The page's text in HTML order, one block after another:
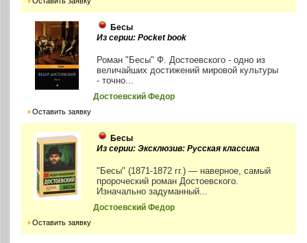
Бесы
Из серии: Pocket book
Роман "Бесы" Ф. Достоевского - одно из
величайших достижений мировой культуры
- точно...
Достоевский Федор
Оставить заявку
Бесы
Из серии: Эксклюзив: Русская классика
"Бесы" (1871-1872 гг.) — наверное, самый
пророческий роман Достоевского.
Изначально задуманный...
Достоевский Федор
Оставить заявку